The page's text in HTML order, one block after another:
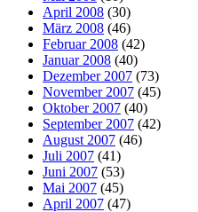
April 2008 (30)
März 2008 (46)
Februar 2008 (42)
Januar 2008 (40)
Dezember 2007 (73)
November 2007 (45)
Oktober 2007 (40)
September 2007 (42)
August 2007 (46)
Juli 2007 (41)
Juni 2007 (53)
Mai 2007 (45)
April 2007 (47)